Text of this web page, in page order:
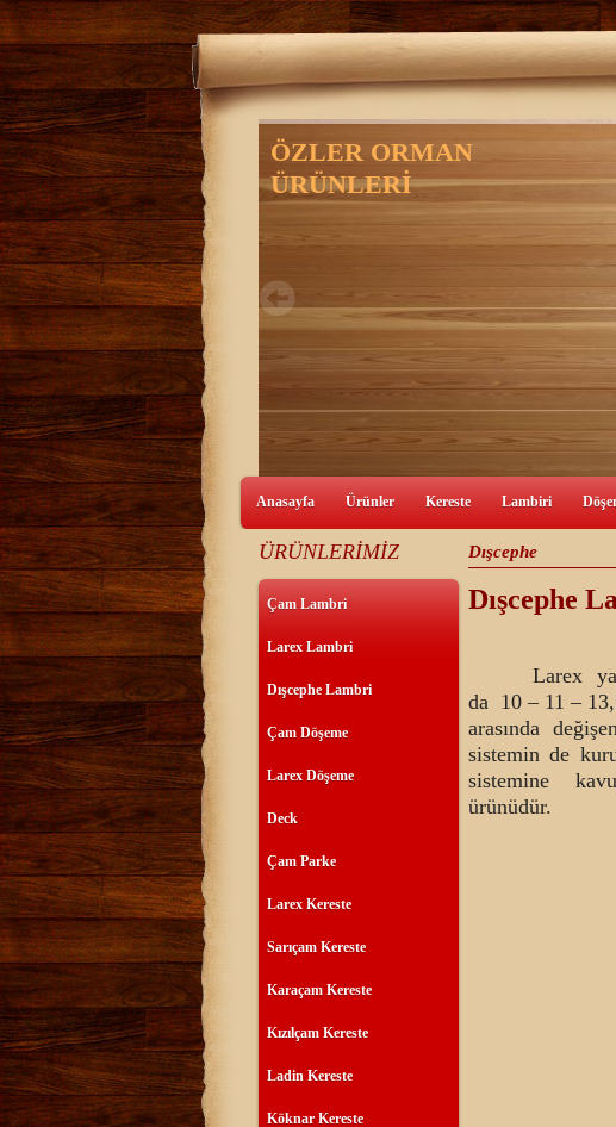
Anasayfa Ürünler Kereste Lambiri
ÜRÜNLERİMİZ
Çam Lambri
Larex Lambri
Dışcephe Lambri
Çam Döşeme
Larex Döşeme
Deck
Çam Parke
Larex Kereste
Sarıçam Kereste
Karaçam Kereste
Kızılçam Kereste
Ladin Kereste
Köknar Kereste
Dışcephe
Larex yada
da 10 – 11 –
arasında
sistemin de
sistemine
ürünüdür.